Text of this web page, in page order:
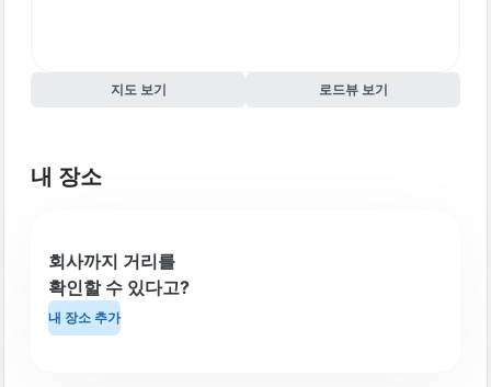
지도 보기 로드뷰 보기
내 장소
회사까지 거리를
확인할 수 있다고?
내 장소 추가